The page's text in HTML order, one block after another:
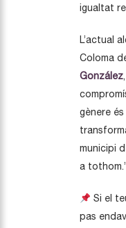
igualtat
L’actual
Coloma
González
gènere
municipi
a
Si el
pas